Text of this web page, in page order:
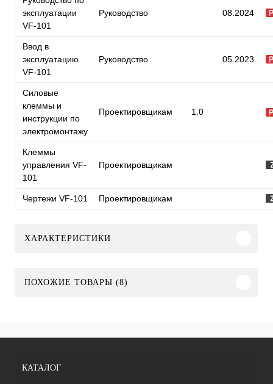
эксплуатации
VF-101
Руководство 08.2024
Ввод в
эксплуатацию
VF-101
Руководство 05.2023
Силовые
клеммы и
инструкции по
электромонтажу
Проектировщикам 1.0
Клеммы
управления VF-
101
Проектировщикам
Чертежи VF-101 Проектировщикам
ХАРАКТЕРИСТИКИ
ПОХОЖИЕ ТОВАРЫ (8)
КАТАЛОГ